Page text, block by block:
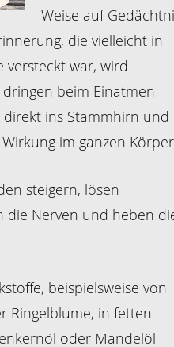
Weise auf
die vielleicht in
versteckt war, wird
beim Einatmen
ins Stammhirn und
im ganzen
steigern, lösen
die Nerven und heben
beispielsweise von
Ringelblume, in fetten
oder Mandelöl